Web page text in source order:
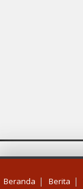
Beranda | Berita |